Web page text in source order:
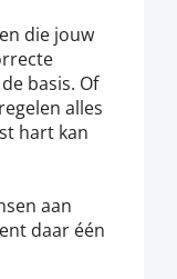
die jouw
basis. Of
alles
hart kan
aan
daar één